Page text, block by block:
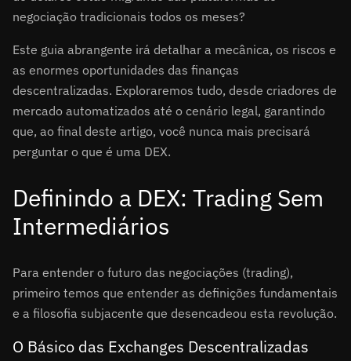
negociação tradicionais todos os meses?
Este guia abrangente irá detalhar a mecânica, os riscos e
as enormes oportunidades das finanças
descentralizadas. Exploraremos tudo, desde criadores de
mercado automatizados até o cenário legal, garantindo
que, ao final deste artigo, você nunca mais precisará
perguntar o que é uma DEX.
Definindo a DEX: Trading Sem
Intermediários
Para entender o futuro das negociações (trading),
primeiro temos que entender as definições fundamentais
e a filosofia subjacente que desencadeou esta revolução.
O Básico das Exchanges Descentralizadas